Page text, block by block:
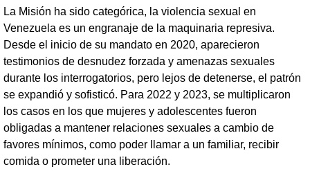
La Misión ha sido categórica, la violencia sexual en
Venezuela es un engranaje de la maquinaria represiva.
Desde el inicio de su mandato en 2020, aparecieron
testimonios de desnudez forzada y amenazas sexuales
durante los interrogatorios, pero lejos de detenerse, el patrón
se expandió y sofisticó. Para 2022 y 2023, se multiplicaron
los casos en los que mujeres y adolescentes fueron
obligadas a mantener relaciones sexuales a cambio de
favores mínimos, como poder llamar a un familiar, recibir
comida o prometer una liberación.